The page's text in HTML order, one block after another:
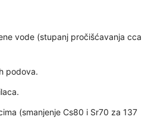
vode (stupanj pročišćavanja cca
podova.
(smanjenje Cs80 i Sr70 za 137